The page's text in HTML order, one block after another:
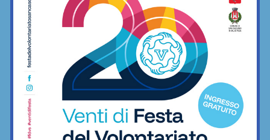
minimo indispensabile
Freestyle 06/12/2022